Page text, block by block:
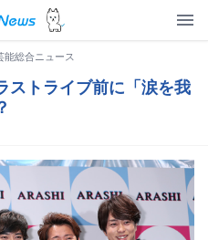
能総合ニュース
ストライブ前に「涙を我